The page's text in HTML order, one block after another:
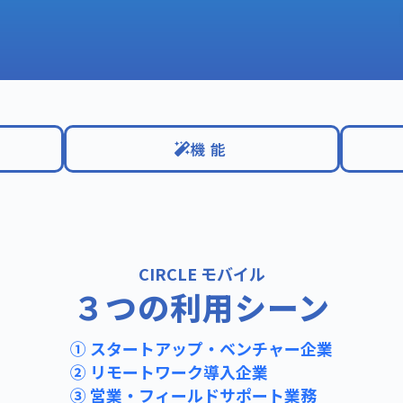
機能
CIRCLE モバイル
３つの利用シーン
① スタートアップ・ベンチャー企業
② リモートワーク導入企業
③ 営業・フィールドサポート業務